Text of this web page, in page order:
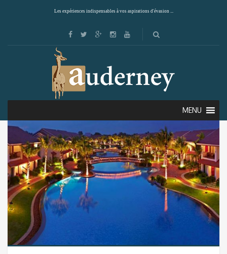
Les expériences indispensables à vos aspirations d'évasion ...
MENU
Showing the single result
Default sorting